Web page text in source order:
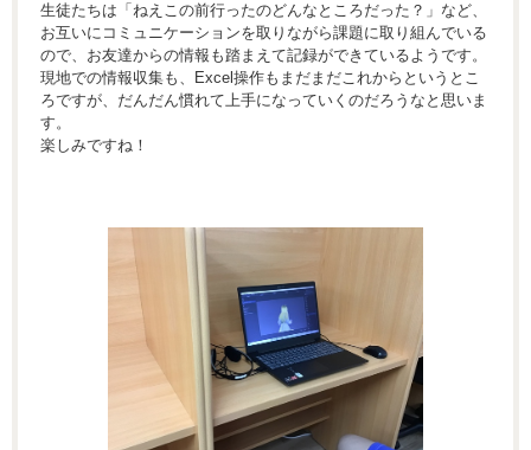
生徒たちは「ねえこの前行ったのどんなところだった？」など、
お互いにコミュニケーションを取りながら課題に取り組んでいる
ので、お友達からの情報も踏まえて記録ができているようです。
現地での情報収集も、Excel操作もまだまだこれからというとこ
ろですが、だんだん慣れて上手になっていくのだろうなと思いま
す。
楽しみですね！